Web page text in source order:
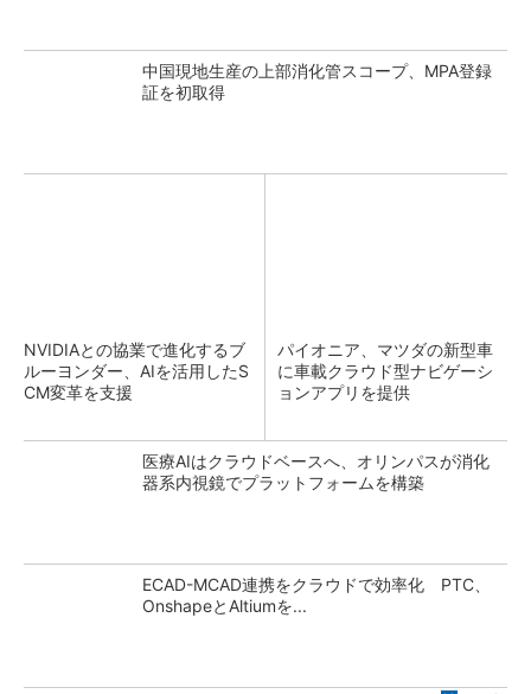
中国現地生産の上部消化管スコープ、MPA登録
証を初取得
NVIDIAとの協業で進化するブ
ルーヨンダー、AIを活用したS
CM変革を支援
パイオニア、マツダの新型車
に車載クラウド型ナビゲーシ
ョンアプリを提供
医療AIはクラウドベースへ、オリンパスが消化
器系内視鏡でプラットフォームを構築
ECAD-MCAD連携をクラウドで効率化 PTC、
OnshapeとAltiumを...